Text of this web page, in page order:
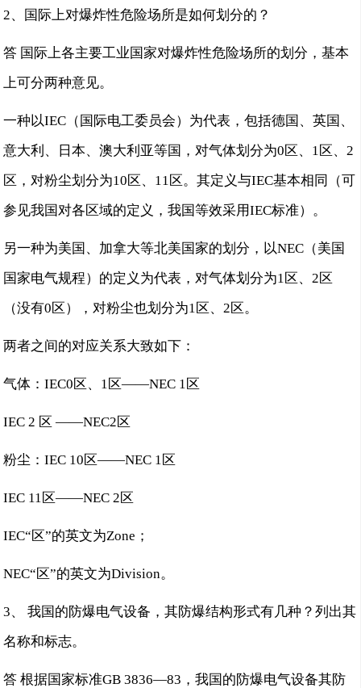
2、国际上对爆炸性危险场所是如何划分的？
答 国际上各主要工业国家对爆炸性危险场所的划分，基本
上可分两种意见。
一种以IEC（国际电工委员会）为代表，包括德国、英国、
意大利、日本、澳大利亚等国，对气体划分为0区、1区、2
区，对粉尘划分为10区、11区。其定义与IEC基本相同（可
参见我国对各区域的定义，我国等效采用IEC标准）。
另一种为美国、加拿大等北美国家的划分，以NEC（美国
国家电气规程）的定义为代表，对气体划分为1区、2区
（没有0区），对粉尘也划分为1区、2区。
两者之间的对应关系大致如下：
气体：IEC0区、1区——NEC 1区
IEC 2 区 ——NEC2区
粉尘：IEC 10区——NEC 1区
IEC 11区——NEC 2区
IEC“区”的英文为Zone；
NEC“区”的英文为Division。
3、 我国的防爆电气设备，其防爆结构形式有几种？列出其
名称和标志。
答 根据国家标准GB 3836—83，我国的防爆电气设备其防